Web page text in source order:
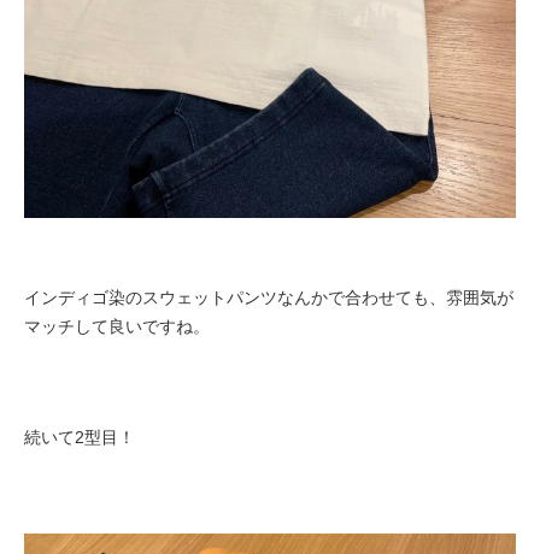
インディゴ染のスウェットパンツなんかで合わせても、雰囲気が
マッチして良いですね。
続いて2型目！